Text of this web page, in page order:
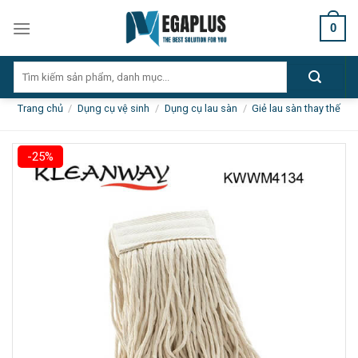
0
kiếm:
Trang chủ / Dụng cụ vệ sinh / Dụng cụ lau sàn / Giẻ lau sàn thay thế
-25%